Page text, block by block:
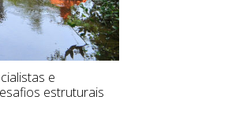
e
estruturais